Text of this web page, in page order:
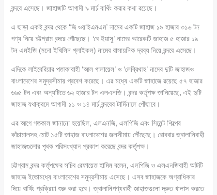
বন্দরে এসেছে। জাহাজটি আগামী ৯ মার্চ বার্থিং করার কথা রয়েছে।
এ ছাড়া একই বন্দর থেকে ‘জি ওয়াইএমএম’ নামের একটি জাহাজ ১৯ হাজার ৩১৬ টন
পণ্য নিয়ে চট্টগ্রাম বন্দরে পৌঁছেছে। ‘বে ইয়াসু’ নামের আরেকটি জাহাজ ৫ হাজার ১৯
টন এমইজি (মনো ইথিলিন গ্লাইকল) নামের রাসায়নিক দ্রব্য নিয়ে বন্দরে এসেছে।
এদিকে লাইবেরিয়ার পতাকাবাহী ‘আল গালায়েল’ ও ‘লেব্রিথাহ’ নামের দুটি জাহাজও
বাংলাদেশের সমুদ্রসীমায় প্রবেশ করেছে। এর মধ্যে একটি জাহাজে রয়েছে ৫৭ হাজার
৬৬৫ টন এবং অন্যটিতে ৬২ হাজার টন এলএনজি। বন্দর কর্তৃপক্ষ জানিয়েছে, এই দুটি
জাহাজ যথাক্রমে আগামী ১১ ও ১৪ মার্চ বন্দরের টার্মিনালে পৌঁছাবে।
এর আগে গতকাল জানানো হয়েছিল, এলএনজি, এলপিজি এবং সিমেন্ট শিল্পের
কাঁচামালসহ মোট ১৫টি জাহাজ বাংলাদেশের জলসীমায় পৌঁছেছে। রোববার জ্বালানিবাহী
জাহাজগুলোর পৃথক পরিসংখ্যান প্রকাশ করেছে বন্দর কর্তৃপক্ষ।
চট্টগ্রাম বন্দর কর্তৃপক্ষের সচিব রেফায়েত হামিম বলেন, এলপিজি ও এলএনজিবাহী আটটি
জাহাজ ইতোমধ্যে বাংলাদেশের সমুদ্রসীমায় এসেছে। এসব জাহাজকে অগ্রাধিকার
দিয়ে বার্থিং প্রক্রিয়া শুরু করা হবে। জ্বালানিপণ্যবাহী জাহাজগুলো দ্রুত খালাস করতে